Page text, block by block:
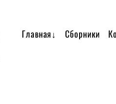
Главная↓ Сборники